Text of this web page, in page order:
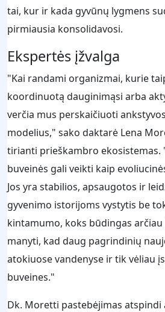
tai, kur ir kada gyvūnų lygmens
pirmiausia konsolidavosi.
Ekspertės įžvalga
"Kai randami organizmai, kurie
koordinuotą dauginimąsi arba
verčia mus perskaičiuoti
modelius," sako daktarė Lena
tirianti prieškambro ekosistemas.
buveinės gali veikti kaip
Jos yra stabilios, apsaugotos ir
gyvenimo istorijoms vystytis be
kintamumo, koks būdingas
manyti, kad daug pagrindinių
atokiuose vandenyse ir tik vėliau
buveines."
Dk. Moretti pastebėjimas atspindi